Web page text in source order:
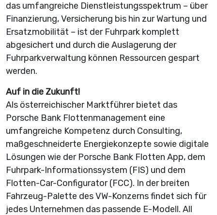
das umfangreiche Dienstleistungsspektrum – über
Finanzierung, Versicherung bis hin zur Wartung und
Ersatzmobilität – ist der Fuhrpark komplett
abgesichert und durch die Auslagerung der
Fuhrparkverwaltung können Ressourcen gespart
werden.
Auf in die Zukunft!
Als österreichischer Marktführer bietet das
Porsche Bank Flottenmanagement eine
umfangreiche Kompetenz durch Consulting,
maßgeschneiderte Energiekonzepte sowie digitale
Lösungen wie der Porsche Bank Flotten App, dem
Fuhrpark-Informationssystem (FIS) und dem
Flotten-Car-Configurator (FCC). In der breiten
Fahrzeug-Palette des VW-Konzerns findet sich für
jedes Unternehmen das passende E-Modell. All